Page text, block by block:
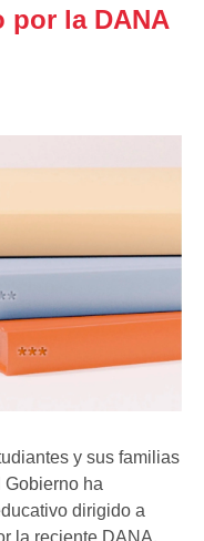
por la DANA
y sus familias
ha
dirigido a